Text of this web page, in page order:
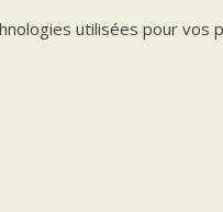
utilisées pour vos